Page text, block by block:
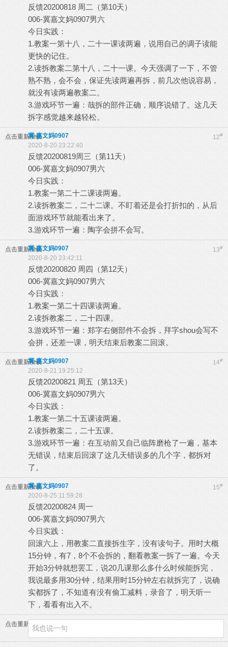
反馈20200818 周二（第10天）
006-冀嘉文妈0907男六
今日实践：
1.教案一第十八，二十一课读两遍，说用自己的调子读能
更快的记住。
2.读拆教案二第十八，二十一课。今天强调了一下，不管
熟不熟，会不会，保证先读两遍再拆，前几次他说容易，
就没有读两遍教案二。
3.游戏环节一遍：哉拆的部件正确，顺序说错了。这几天
拆字感觉越来越轻松。
点击重新加载 12#
冀-嘉文妈0907
2020-8-20 23:22:40
反馈20200819周三（第11天）
006-冀嘉文妈0907男六
今日实践：
1.教案一第二十二课读两遍。
2.读拆教案二，二十二课。不盯着还是会打折扣的，从后
面游戏环节就能看出来了。
3.游戏环节一遍：陶字会拼不会写。
点击重新加载 13#
冀-嘉文妈0907
2020-8-20 23:42:11
反馈20200820 周四（第12天）
006-冀嘉文妈0907男六
今日实践：
1.教案一第二十四课读两遍。
2.读拆教案二，二十四课。
3.游戏环节一遍：郑字右侧部件不会拆，拜字shou会写不
会拼，还差一课，明天结束后教案二回滚。
点击重新加载 14#
冀-嘉文妈0907
2020-8-21 19:25:12
反馈20200821 周五（第13天）
006-冀嘉文妈0907男六
今日实践：
1.教案一第二十五课读两遍。
2.读拆教案二，二十五课。
3.游戏环节一遍：在互动前又自己临阵磨枪了一遍，基本
无错误，结束后回滚了这几天错误多的几个字，都拆对
了。
点击重新加载 15#
冀-嘉文妈0907
2020-8-25 11:59:28
反馈20200824 周一
006-冀嘉文妈0907男六
今日实践：
回滚六上，用教案二直接拆生字，没有读句子。用时大概
15分钟，有7，8个不会拆的，翻看教案一拆了一遍。今天
开始3分钟就想罢工，说20几课那么多什么时候能拆完，
我说最多用30分钟，结果用时15分钟左右就拆完了，说确
实都拆了，不知道有没有偷工减料，录音了，明天听一
下，看看有出入不。
点击重新加载